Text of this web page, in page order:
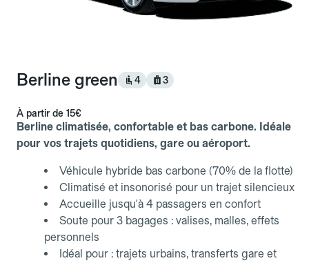
Berline green 4 3
À partir de 15€
Berline climatisée, confortable et bas carbone. Idéale
pour vos trajets quotidiens, gare ou aéroport.
Véhicule hybride bas carbone (70% de la flotte)
Climatisé et insonorisé pour un trajet silencieux
Accueille jusqu'à 4 passagers en confort
Soute pour 3 bagages : valises, malles, effets
personnels
Idéal pour : trajets urbains, transferts gare et